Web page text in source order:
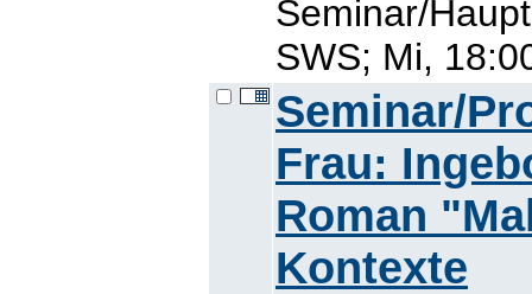
Seminar/
SWS; Mi,
Seminar/
Frau:
Roman
Kontexte